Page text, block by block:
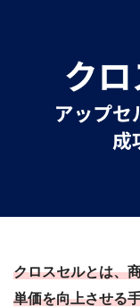
クロスセルとは、
単価を向上させる